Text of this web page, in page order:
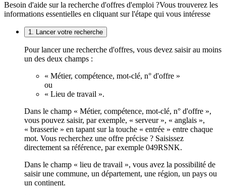
Besoin d'aide sur la recherche d'offres d'emploi ?Vous trouverez les
informations essentielles en cliquant sur l'étape qui vous intéresse
1. Lancer votre recherche
Pour lancer une recherche d'offres, vous devez saisir au moins
un des deux champs :
« Métier, compétence, mot-clé, n° d'offre »
ou
« Lieu de travail ».
Dans le champ « Métier, compétence, mot-clé, n° d'offre »,
vous pouvez saisir, par exemple, « serveur », « anglais »,
« brasserie » en tapant sur la touche « entrée » entre chaque
mot. Vous recherchez une offre précise ? Saisissez
directement sa référence, par exemple 049RSNK.
Dans le champ « lieu de travail », vous avez la possibilité de
saisir une commune, un département, une région, un pays ou
un continent.